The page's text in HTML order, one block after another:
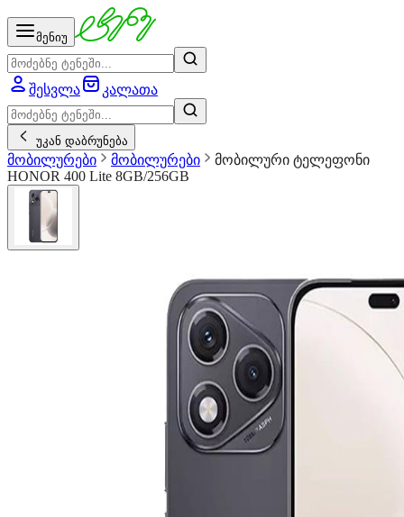
მენიუ
შესვლა კალათა
უკან დაბრუნება
მობილურები მობილურები
მობილური ტელეფონი
HONOR 400 Lite 8GB/256GB